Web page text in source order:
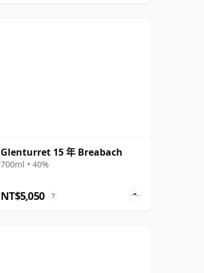
Glenturret 15 年 Breabach
700ml • 40%
NT$5,050 ?